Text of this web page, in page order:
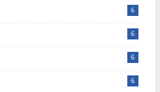
6
6
6
6